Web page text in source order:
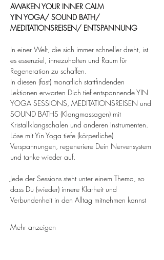
AWAKEN YOUR INNER CALM
YIN YOGA/ SOUND BATH/
MEDITATIONSREISEN/ ENTSPANNUNG
In einer Welt, die sich immer schneller dreht, ist
es essenziel, innezuhalten und Raum für
Regeneration zu schaffen.
In diesen (fast) monatlich stattfindenden
Lektionen erwarten Dich tief entspannende YIN
YOGA SESSIONS, MEDITATIONSREISEN und
SOUND BATHS (Klangmassagen) mit
Kristallklangschalen und anderen Instrumenten.
Löse mit Yin Yoga tiefe (körperliche)
Verspannungen, regeneriere Dein Nervensystem
und tanke wieder auf.
Jede der Sessions steht unter einem Thema, so
dass Du (wieder) innere Klarheit und
Verbundenheit in den Alltag mitnehmen kannst
Mehr anzeigen